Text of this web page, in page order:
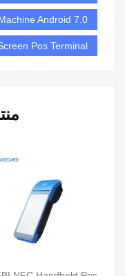
Android 7.0
Pos Terminal